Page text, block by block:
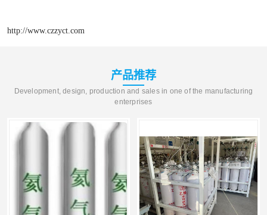
http://www.czzyct.com
产品推荐
Development, design, production and sales in one of the manufacturing
enterprises